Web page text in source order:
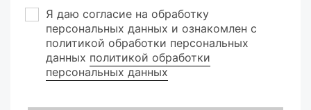
Я даю согласие на обработку
персональных данных и ознакомлен с
политикой обработки персональных
данных политикой обработки
персональных данных